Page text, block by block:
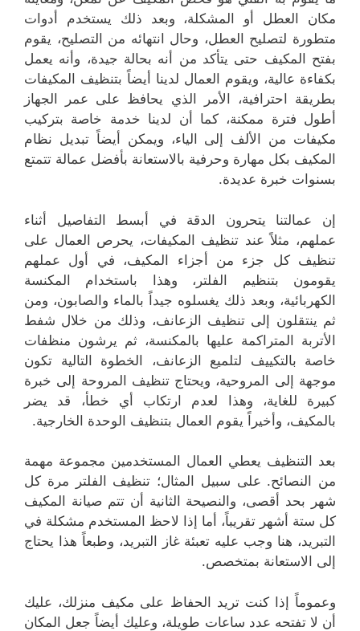
مكان العطل أو المشكلة، وبعد ذلك يستخدم أدوات
متطورة لتصليح العطل، وحال انتهائه من التصليح، يقوم
بفتح المكيف حتى يتأكد من أنه بحالة جيدة، وأنه يعمل
بكفاءة عالية، ويقوم العمال لدينا أيضاً بتنظيف المكيفات
بطريقة احترافية، الأمر الذي يحافظ على عمر الجهاز
أطول فترة ممكنة، كما أن لدينا خدمة خاصة بتركيب
مكيفات من الألف إلى الياء، ويمكن أيضاً تبديل نظام
المكيف بكل مهارة وحرفية بالاستعانة بأفضل عمالة تتمتع
بسنوات خبرة عديدة.
إن عمالتنا يتحرون الدقة في أبسط التفاصيل أثناء
عملهم، مثلاً عند تنظيف المكيفات، يحرص العمال على
تنظيف كل جزء من أجزاء المكيف، في أول عملهم
يقومون بتنظيم الفلتر، وهذا باستخدام المكنسة
الكهربائية، وبعد ذلك يغسلوه جيداً بالماء والصابون، ومن
ثم ينتقلون إلى تنظيف الزعانف، وذلك من خلال شفط
الأتربة المتراكمة عليها بالمكنسة، ثم يرشون منظفات
خاصة بالتكييف لتلميع الزعانف، الخطوة التالية تكون
موجهة إلى المروحية، ويحتاج تنظيف المروحة إلى خبرة
كبيرة للغاية، وهذا لعدم ارتكاب أي خطأ، قد يضر
بالمكيف، وأخيراً يقوم العمال بتنظيف الوحدة الخارجية.
بعد التنظيف يعطي العمال المستخدمين مجموعة مهمة
من النصائح. على سبيل المثال؛ تنظيف الفلتر مرة كل
شهر بحد أقصى، والنصيحة الثانية أن تتم صيانة المكيف
كل ستة أشهر تقريباً، أما إذا لاحظ المستخدم مشكلة في
التبريد، هنا وجب عليه تعبئة غاز التبريد، وطبعاً هذا يحتاج
إلى الاستعانة بمتخصص.
وعموماً إذا كنت تريد الحفاظ على مكيف منزلك، عليك
أن لا تفتحه عدد ساعات طويلة، وعليك أيضاً جعل المكان